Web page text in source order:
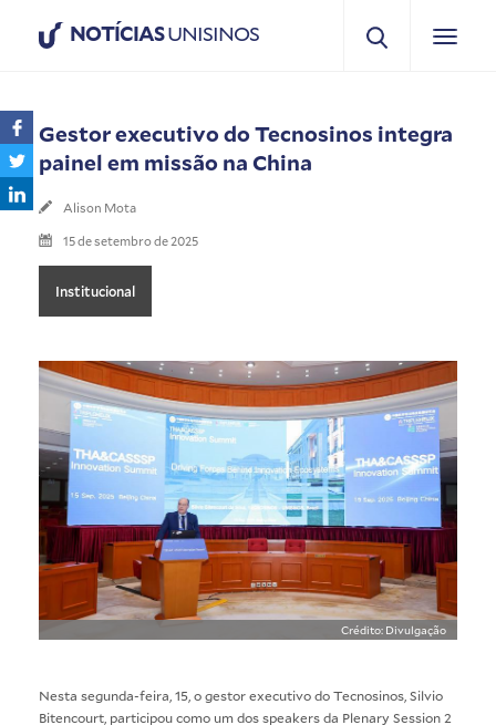
NOTÍCIASUNISINOS
Gestor executivo do Tecnosinos integra
painel em missão na China
Alison Mota
15 de setembro de 2025
Institucional
Crédito: Divulgação
Nesta segunda-feira, 15, o gestor executivo do Tecnosinos, Silvio
Bitencourt, participou como um dos speakers da Plenary Session 2